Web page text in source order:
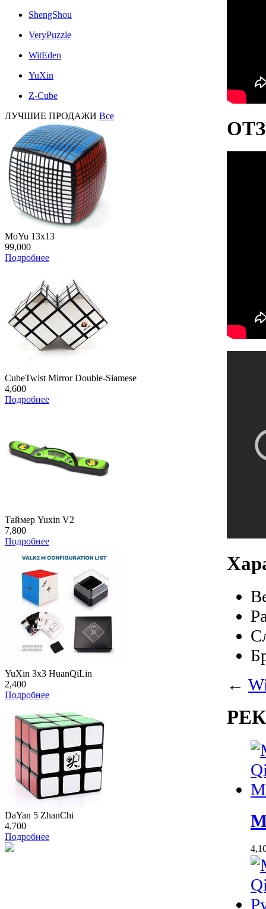
ShengShou
VeryPuzzle
WitEden
YuXin
Z-Cube
ЛУЧШИЕ ПРОДАЖИ Все
MoYu 13x13
99,000
Подробнее
CubeTwist Mirror Double-Siamese
4,600
Подробнее
Таймер Yuxin V2
7,800
Подробнее
YuXin 3x3 HuanQiLin
2,400
Подробнее
DaYan 5 ZhanChi
4,700
Подробнее
←